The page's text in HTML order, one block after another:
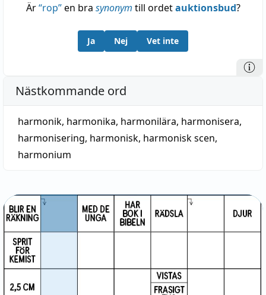
Är“rop”en bra synonym till ordetauktionsbud?
Ja Nej Vet inte
Nästkommande ord
harmonik, harmonika, harmonilära, harmonisera,
harmonisering, harmonisk, harmonisk scen,
harmonium